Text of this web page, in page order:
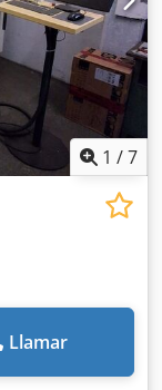
1 /7
Llamar